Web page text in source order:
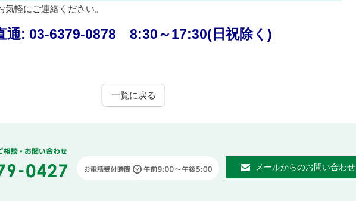
軽にご連絡ください。
通: 03-6379-0878 8:30～17:30(日祝除く)
一覧に戻る
メールからのお問い合わせ